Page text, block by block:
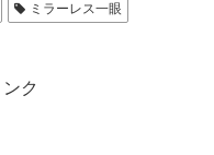
ミラーレス一眼
ク